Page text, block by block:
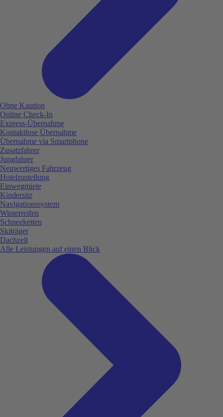
Ohne Kaution
Online Check-In
Express-Übernahme
Kontaktlose Übernahme
Übernahme via Smartphone
Zusatzfahrer
Jungfahrer
Neuwertiges Fahrzeug
Hotelzustellung
Einwegmiete
Kindersitz
Navigationssystem
Winterreifen
Schneeketten
Skiträger
Dachzelt
Alle Leistungen auf einen Blick